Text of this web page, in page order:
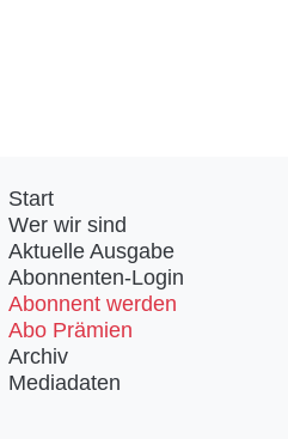
Start
Wer wir sind
Aktuelle Ausgabe
Abonnenten-Login
Abonnent werden
Abo Prämien
Archiv
Mediadaten